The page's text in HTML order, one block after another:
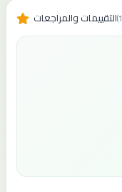
التقييمات والمراجعات